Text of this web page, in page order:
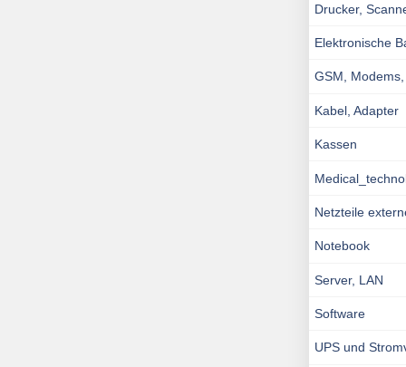
Drucker,
Elektronische
GSM,
Kabel, Adapter
Kassen
Netzteile
Notebook
Server, LAN
Software
UPS und